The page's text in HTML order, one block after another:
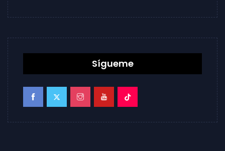
Sígueme